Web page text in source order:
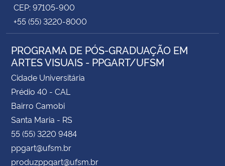
CEP: 97105-900
+55 (55) 3220-8000
PROGRAMA DE PÓS-GRADUAÇÃO EM
ARTES VISUAIS - PPGART/UFSM
Cidade Universitária
Prédio 40 - CAL
Bairro Camobi
Santa Maria - RS
55 (55) 3220 9484
ppgart@ufsm.br
produzppgart@ufsm.br